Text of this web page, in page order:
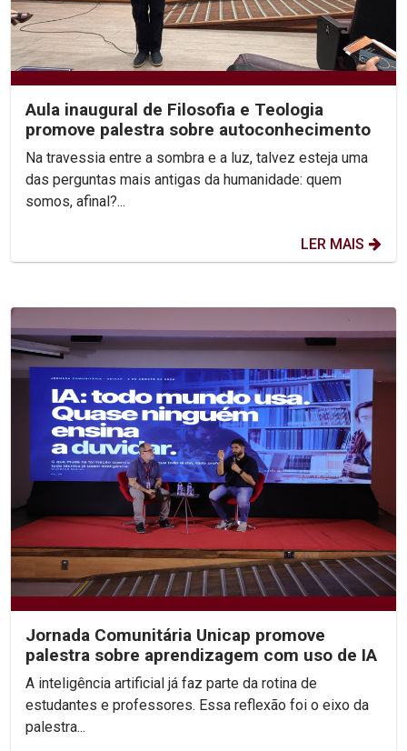
Aula inaugural de Filosofia e Teologia
promove palestra sobre autoconhecimento
Na travessia entre a sombra e a luz, talvez esteja uma
das perguntas mais antigas da humanidade: quem
somos, afinal?...
LER MAIS
Jornada Comunitária Unicap promove
palestra sobre aprendizagem com uso de IA
A inteligência artificial já faz parte da rotina de
estudantes e professores. Essa reflexão foi o eixo da
palestra...